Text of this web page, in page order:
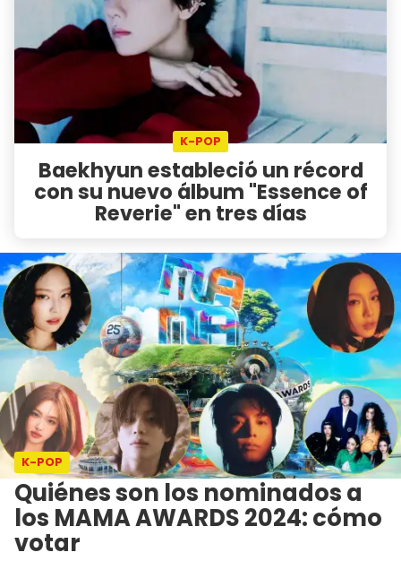
K-POP
Baekhyun estableció un récord
con su nuevo álbum "Essence of
Reverie" en tres días
K-POP
Quiénes son los nominados a
los MAMA AWARDS 2024: cómo
votar